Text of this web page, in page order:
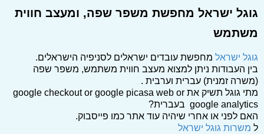
גוגל ישראל מחפשת משפר שפה, ומעצב חווית
משתמש
גוגל ישראל מחפשת עובדים ישראלים לסניפיה הישראלים.
בין העבודות ניתן למצוא מעצב חווית משתמש, משפר שפה
(משרה זמנית) עברית וערבית .
מתי גוגל תשיק את google checkout or google picasa web or
google analytics בעברית?
האם לפני או אחרי שיהיה עוד אתר כמו פייסבוק.
ל משרות גוגל ישראל